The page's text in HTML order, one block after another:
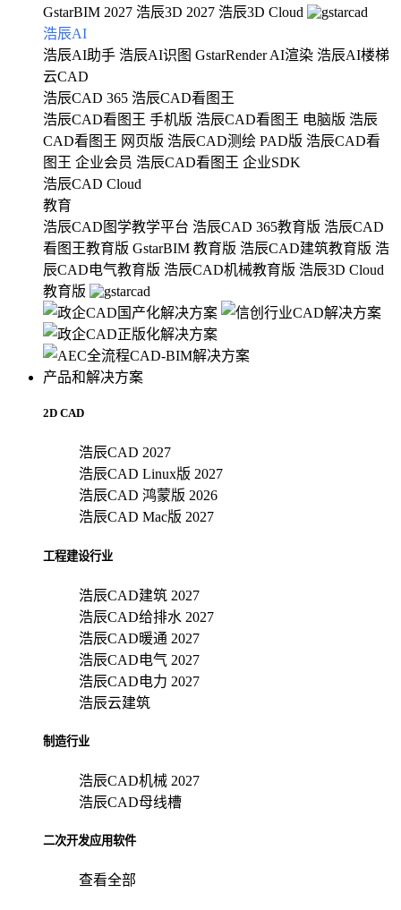
GstarBIM 2027 浩辰3D 2027 浩辰3D Cloud
浩辰AI
浩辰AI助手 浩辰AI识图 GstarRender AI渲染 浩辰AI楼梯
云CAD
浩辰CAD 365 浩辰CAD看图王
浩辰CAD看图王 手机版 浩辰CAD看图王 电脑版 浩辰
CAD看图王 网页版 浩辰CAD测绘 PAD版 浩辰CAD看
图王 企业会员 浩辰CAD看图王 企业SDK
浩辰CAD Cloud
教育
浩辰CAD图学教学平台 浩辰CAD 365教育版 浩辰CAD
看图王教育版 GstarBIM 教育版 浩辰CAD建筑教育版 浩
辰CAD电气教育版 浩辰CAD机械教育版 浩辰3D Cloud
教育版
产品和解决方案
2D CAD
浩辰CAD 2027
浩辰CAD Linux版 2027
浩辰CAD 鸿蒙版 2026
浩辰CAD Mac版 2027
工程建设行业
浩辰CAD建筑 2027
浩辰CAD给排水 2027
浩辰CAD暖通 2027
浩辰CAD电气 2027
浩辰CAD电力 2027
浩辰云建筑
制造行业
浩辰CAD机械 2027
浩辰CAD母线槽
二次开发应用软件
查看全部